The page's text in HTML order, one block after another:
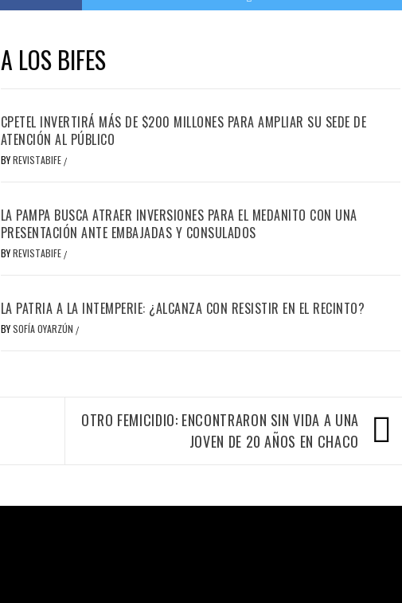
A LOS BIFES
CPETEL INVERTIRÁ MÁS DE $200 MILLONES PARA AMPLIAR SU SEDE DE
ATENCIÓN AL PÚBLICO
BY REVISTABIFE /
LA PAMPA BUSCA ATRAER INVERSIONES PARA EL MEDANITO CON UNA
PRESENTACIÓN ANTE EMBAJADAS Y CONSULADOS
BY REVISTABIFE /
LA PATRIA A LA INTEMPERIE: ¿ALCANZA CON RESISTIR EN EL RECINTO?
BY SOFÍA OYARZÚN /
OTRO FEMICIDIO: ENCONTRARON SIN VIDA A UNA
JOVEN DE 20 AÑOS EN CHACO